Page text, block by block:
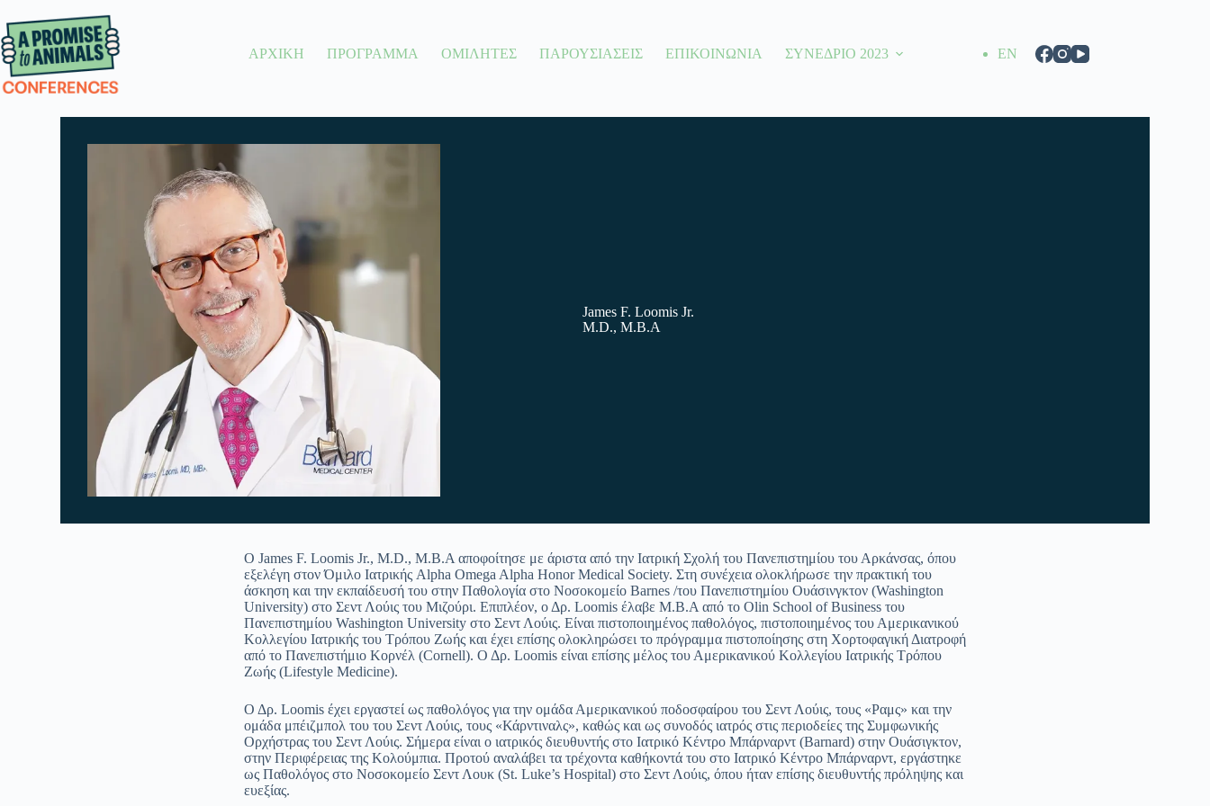
ΑΡΧΙΚΗ ΠΡΟΓΡΑΜΜΑ ΟΜΙΛΗΤΕΣ ΠΑΡΟΥΣΙΑΣΕΙΣ ΕΠΙΚΟΙΝΩΝΙΑ ΣΥΝΕΔΡΙΟ 2023 EN
James F. Loomis Jr.
M.D., M.B.A
Ο James F. Loomis Jr., M.D., M.B.A αποφοίτησε με άριστα από την Ιατρική Σχολή του Πανεπιστημίου του Αρκάνσας, όπου
εξελέγη στον Όμιλο Ιατρικής Alpha Omega Alpha Honor Medical Society. Στη συνέχεια ολοκλήρωσε την πρακτική του
άσκηση και την εκπαίδευσή του στην Παθολογία στο Νοσοκομείο Barnes /του Πανεπιστημίου Ουάσινγκτον (Washington
University) στο Σεντ Λούις του Μιζούρι. Επιπλέον, ο Δρ. Loomis έλαβε M.B.A από το Olin School of Business του
Πανεπιστημίου Washington University στο Σεντ Λούις. Είναι πιστοποιημένος παθολόγος, πιστοποιημένος του Αμερικανικού
Κολλεγίου Ιατρικής του Τρόπου Ζωής και έχει επίσης ολοκληρώσει το πρόγραμμα πιστοποίησης στη Χορτοφαγική Διατροφή
από το Πανεπιστήμιο Κορνέλ (Cornell). Ο Δρ. Loomis είναι επίσης μέλος του Αμερικανικού Κολλεγίου Ιατρικής Τρόπου
Ζωής (Lifestyle Medicine).
Ο Δρ. Loomis έχει εργαστεί ως παθολόγος για την ομάδα Αμερικανικού ποδοσφαίρου του Σεντ Λούις, τους «Ραμς» και την
ομάδα μπέιζμπολ του του Σεντ Λούις, τους «Κάρντιναλς», καθώς και ως συνοδός ιατρός στις περιοδείες της Συμφωνικής
Ορχήστρας του Σεντ Λούις. Σήμερα είναι ο ιατρικός διευθυντής στο Ιατρικό Κέντρο Μπάρναρντ (Barnard) στην Ουάσιγκτον,
στην Περιφέρειας της Κολούμπια. Προτού αναλάβει τα τρέχοντα καθήκοντά του στο Ιατρικό Κέντρο Μπάρναρντ, εργάστηκε
ως Παθολόγος στο Νοσοκομείο Σεντ Λουκ (St. Luke’s Hospital) στο Σεντ Λούις, όπου ήταν επίσης διευθυντής πρόληψης και
ευεξίας.